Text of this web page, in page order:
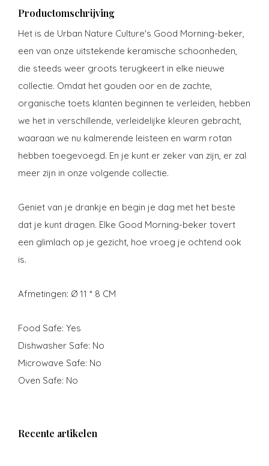
Productomschrijving
Het is de Urban Nature Culture's Good Morning-beker,
een van onze uitstekende keramische schoonheden,
die steeds weer groots terugkeert in elke nieuwe
collectie. Omdat het gouden oor en de zachte,
organische toets klanten beginnen te verleiden, hebben
we het in verschillende, verleidelijke kleuren gebracht,
waaraan we nu kalmerende leisteen en warm rotan
hebben toegevoegd. En je kunt er zeker van zijn, er zal
meer zijn in onze volgende collectie.
Geniet van je drankje en begin je dag met het beste
dat je kunt dragen. Elke Good Morning-beker tovert
een glimlach op je gezicht, hoe vroeg je ochtend ook
is.
Afmetingen: Ø 11 * 8 CM
Food Safe: Yes
Dishwasher Safe: No
Microwave Safe: No
Oven Safe: No
Recente artikelen